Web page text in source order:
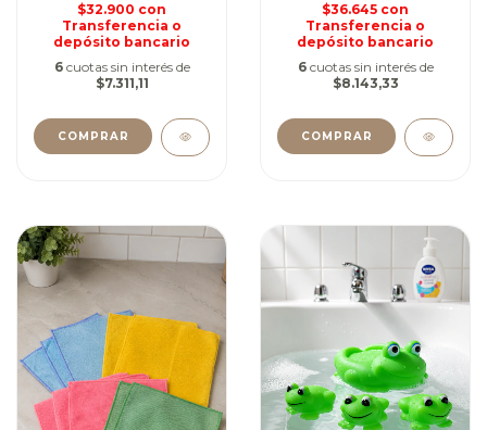
$32.900 con
Transferencia o
depósito bancario
6 cuotas sin interés de
$7.311,11
$36.645 con
Transferencia o
depósito bancario
6 cuotas sin interés de
$8.143,33